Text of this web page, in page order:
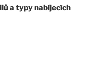
a typy nabíjecích